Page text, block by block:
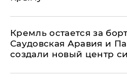
​Кремль остается за
Саудовская Аравия и
создали новый центр